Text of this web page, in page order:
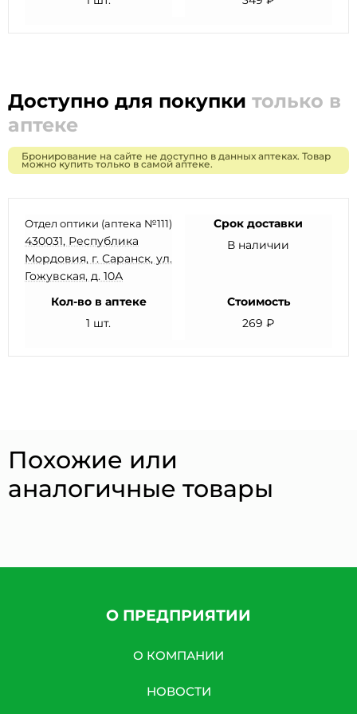
Доступно для покупки только в
аптеке
Бронирование на сайте не доступно в данных аптеках. Товар
можно купить только в самой аптеке.
Отдел оптики (аптека №111)
430031, Республика
Мордовия, г. Саранск, ул.
Гожувская, д. 10А
Срок доставки
В наличии
Кол-во в аптеке
1 шт.
Стоимость
269 ₽
Похожие или
аналогичные товары
О ПРЕДПРИЯТИИ
О КОМПАНИИ
НОВОСТИ